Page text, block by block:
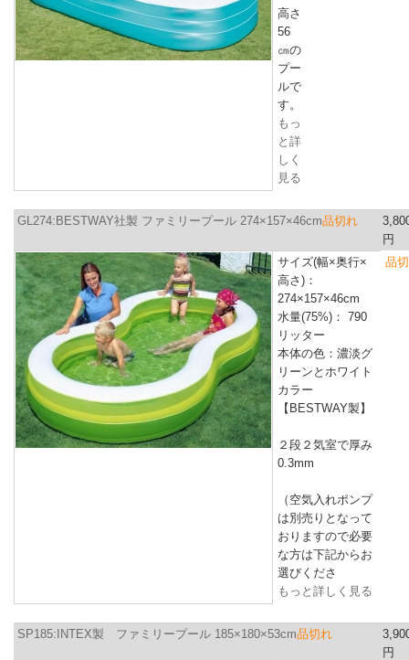
高さ
56
㎝の
プー
ルで
す。
もっ
と詳
しく
見る
GL274:BESTWAY社製 ファミリープール 274×157×46cm品切れ
円
サイズ(幅×奥行×
高さ)：
274×157×46cm
水量(75%)： 790
リッター
本体の色：濃淡グ
リーンとホワイト
カラー
【BESTWAY製】
２段２気室で厚み
0.3mm
（空気入れポンプ
は別売りとなって
おりますので必要
な方は下記からお
選びくださ
もっと詳しく見る
品
SP185:INTEX製 ファミリープール 185×180×53cm品切れ
円